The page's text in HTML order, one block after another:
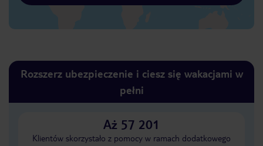
Rozszerz ubezpieczenie i ciesz się wakacjami w
pełni
Aż 57 201
Klientów skorzystało z pomocy w ramach dodatkowego